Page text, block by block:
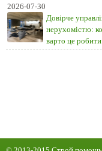
2026-07-30
Довірче
нерухомістю:
варто це робити